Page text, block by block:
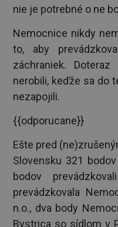
nie je potrebné o ne
Nemocnice nikdy
to, aby
záchraniek.
nerobili, keďže sa do
nezapojili.
{{odporucane}}
Ešte pred
Slovensku 321
bodov
prevádzkovala
n.o., dva body
Bystrica so sídlom v